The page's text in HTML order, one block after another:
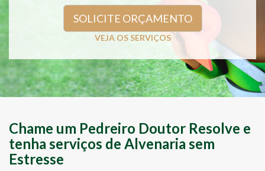
SOLICITE ORÇAMENTO
VEJA OS SERVIÇOS
Chame um Pedreiro Doutor Resolve e
tenha serviços de Alvenaria sem
Estresse